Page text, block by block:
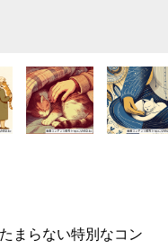
まらない特別なコン